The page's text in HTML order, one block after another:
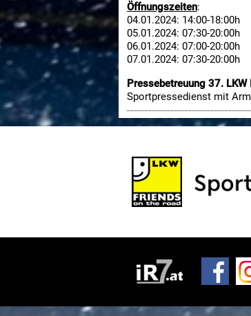
Öffnungszeiten:
04.01.2024: 14:00-18:00h
05.01.2024: 07:30-20:00h
06.01.2024: 07:00-20:00h
07.01.2024: 07:30-20:00h
Pressebetreuung 37. LKW
Sportpressedienst mit